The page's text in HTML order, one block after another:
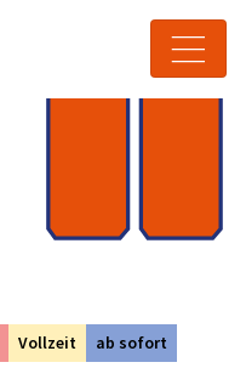
Vollzeit ab sofort